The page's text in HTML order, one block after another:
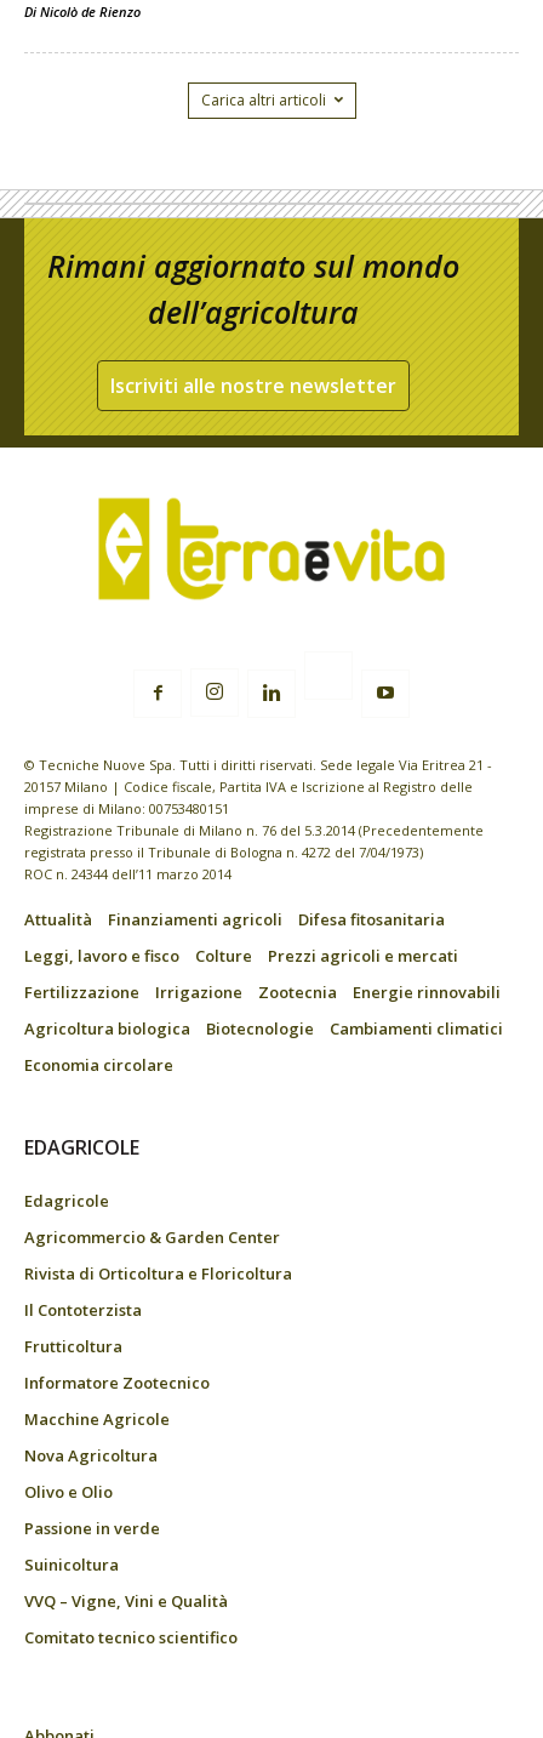
Di Nicolò de Rienzo
Carica altri articoli
Rimani aggiornato sul mondo
dell’agricoltura
Iscriviti alle nostre newsletter
© Tecniche Nuove Spa. Tutti i diritti riservati. Sede legale Via Eritrea 21 -
20157 Milano | Codice fiscale, Partita IVA e Iscrizione al Registro delle
imprese di Milano: 00753480151
Registrazione Tribunale di Milano n. 76 del 5.3.2014 (Precedentemente
registrata presso il Tribunale di Bologna n. 4272 del 7/04/1973)
ROC n. 24344 dell’11 marzo 2014
Attualità Finanziamenti agricoli
Difesa fitosanitaria
Leggi, lavoro e fisco
Colture
Prezzi agricoli e mercati
Fertilizzazione
Irrigazione Zootecnia
Energie rinnovabili
Agricoltura biologica
Biotecnologie
Cambiamenti climatici
Economia circolare
EDAGRICOLE
Edagricole
Agricommercio & Garden Center
Rivista di Orticoltura e Floricoltura
Il Contoterzista
Frutticoltura
Informatore Zootecnico
Macchine Agricole
Nova Agricoltura
Olivo e Olio
Passione in verde
Suinicoltura
VVQ – Vigne, Vini e Qualità
Comitato tecnico scientifico